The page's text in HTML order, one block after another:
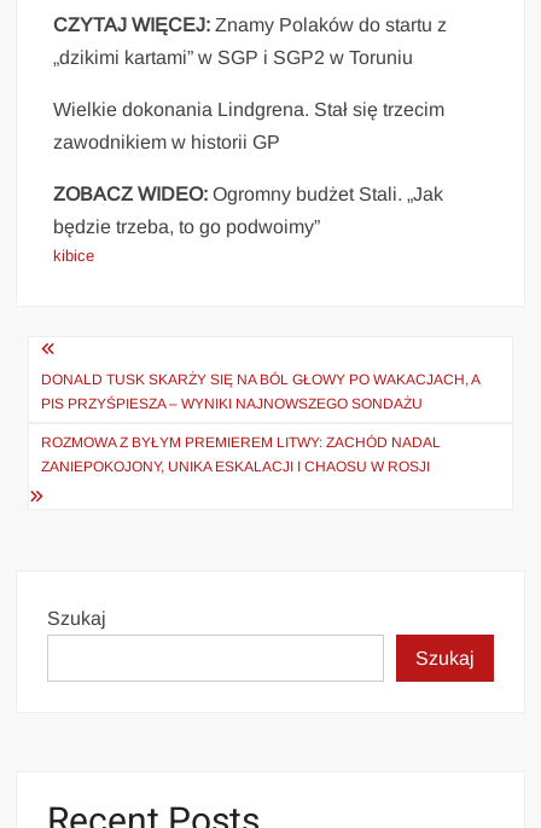
CZYTAJ WIĘCEJ: Znamy Polaków do startu z
„dzikimi kartami” w SGP i SGP2 w Toruniu
Wielkie dokonania Lindgrena. Stał się trzecim
zawodnikiem w historii GP
ZOBACZ WIDEO: Ogromny budżet Stali. „Jak
będzie trzeba, to go podwoimy”
kibice
Nawigacja
wpisu
DONALD TUSK SKARŻY SIĘ NA BÓL GŁOWY PO WAKACJACH, A
PIS PRZYŚPIESZA – WYNIKI NAJNOWSZEGO SONDAŻU
ROZMOWA Z BYŁYM PREMIEREM LITWY: ZACHÓD NADAL
ZANIEPOKOJONY, UNIKA ESKALACJI I CHAOSU W ROSJI
Szukaj
Szukaj